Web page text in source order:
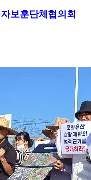
보훈단체협의회